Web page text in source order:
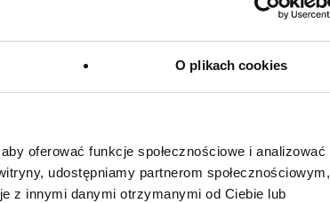
O plikach cookies
oferować funkcje społecznościowe i analizować
udostępniamy partnerom społecznościowym,
z innymi danymi otrzymanymi od Ciebie lub